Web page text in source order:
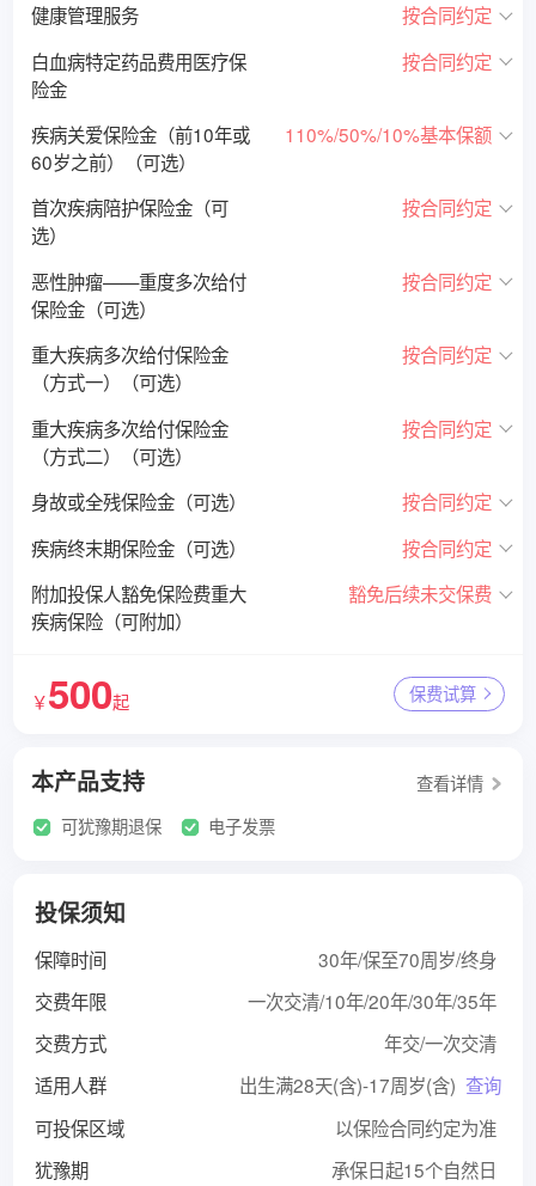
健康管理服务
按合同约定
白血病特定药品费用医疗保
险金
按合同约定
疾病关爱保险金（前10年或
60岁之前）（可选）
110%/50%/10%基本保额
首次疾病陪护保险金（可
选）
按合同约定
恶性肿瘤——重度多次给付
保险金（可选）
按合同约定
重大疾病多次给付保险金
（方式一）（可选）
按合同约定
重大疾病多次给付保险金
（方式二）（可选）
按合同约定
身故或全残保险金（可选）
按合同约定
疾病终末期保险金（可选）
按合同约定
附加投保人豁免保险费重大
疾病保险（可附加）
豁免后续未交保费
￥500起 保费试算
本产品支持
查看详情
可犹豫期退保
电子发票
投保须知
保障时间
30年/保至70周岁/终身
交费年限
一次交清/10年/20年/30年/35年
交费方式
年交/一次交清
适用人群
出生满28天(含)-17周岁(含) 查询
可投保区域
以保险合同约定为准
犹豫期
承保日起15个自然日